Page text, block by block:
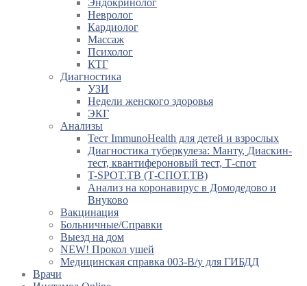
Эндокринолог
Невролог
Кардиолог
Массаж
Психолог
КТГ
Диагностика
УЗИ
Недели женского здоровья
ЭКГ
Анализы
Тест ImmunoHealth для детей и взрослых
Диагностика туберкулеза: Манту, Диаскин-
тест, квантифероновый тест, Т-спот
T-SPOT.TB (Т-СПОТ.ТВ)
Анализ на коронавирус в Домодедово и
Внуково
Вакцинация
Больничные/Справки
Выезд на дом
NEW! Прокол ушей
Медицинская справка 003-В/у для ГИБДД
Врачи